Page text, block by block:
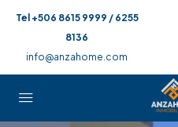
Tel +506 8615 9999 / 6255
8136
info@anzahome.com